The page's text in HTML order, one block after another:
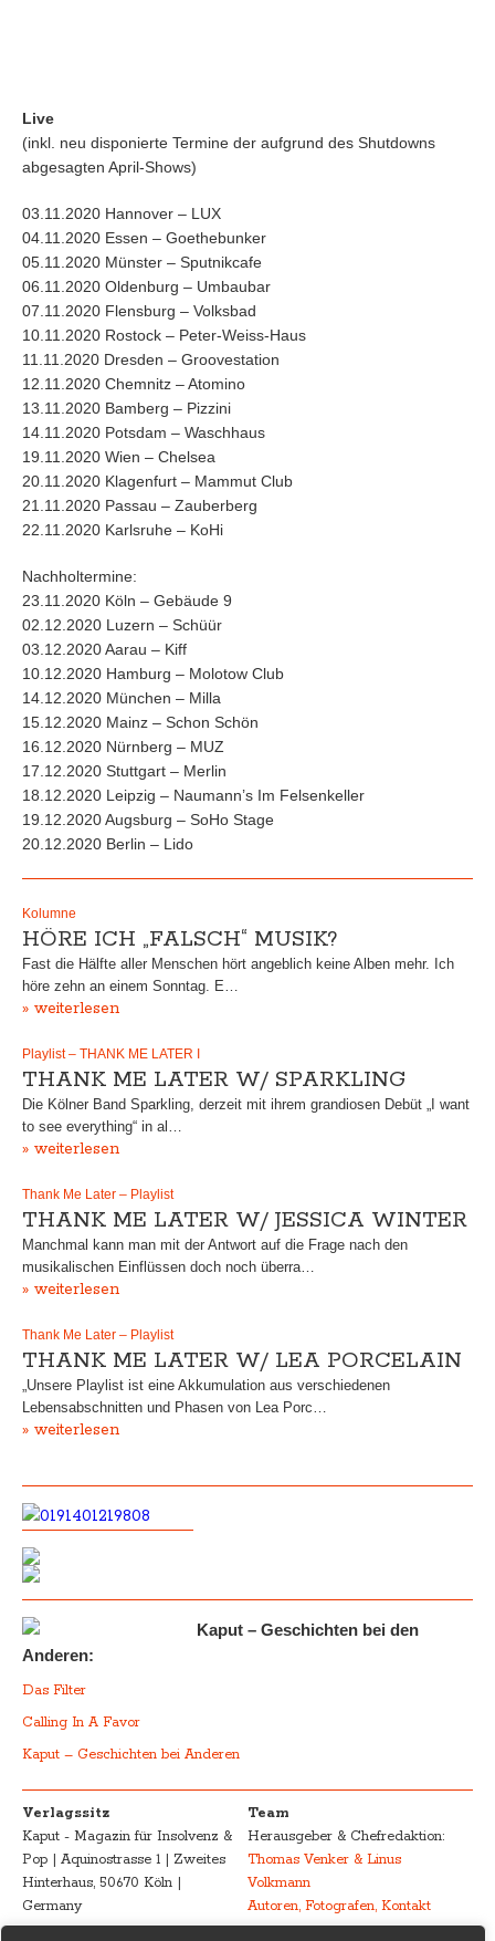
Live
(inkl. neu disponierte Termine der aufgrund des Shutdowns
abgesagten April-Shows)
03.11.2020 Hannover – LUX
04.11.2020 Essen – Goethebunker
05.11.2020 Münster – Sputnikcafe
06.11.2020 Oldenburg – Umbaubar
07.11.2020 Flensburg – Volksbad
10.11.2020 Rostock – Peter-Weiss-Haus
11.11.2020 Dresden – Groovestation
12.11.2020 Chemnitz – Atomino
13.11.2020 Bamberg – Pizzini
14.11.2020 Potsdam – Waschhaus
19.11.2020 Wien – Chelsea
20.11.2020 Klagenfurt – Mammut Club
21.11.2020 Passau – Zauberberg
22.11.2020 Karlsruhe – KoHi
Nachholtermine:
23.11.2020 Köln – Gebäude 9
02.12.2020 Luzern – Schüür
03.12.2020 Aarau – Kiff
10.12.2020 Hamburg – Molotow Club
14.12.2020 München – Milla
15.12.2020 Mainz – Schon Schön
16.12.2020 Nürnberg – MUZ
17.12.2020 Stuttgart – Merlin
18.12.2020 Leipzig – Naumann’s Im Felsenkeller
19.12.2020 Augsburg – SoHo Stage
20.12.2020 Berlin – Lido
Kolumne
HÖRE ICH „FALSCH“ MUSIK?
Fast die Hälfte aller Menschen hört angeblich keine Alben mehr. Ich
höre zehn an einem Sonntag. E…
» weiterlesen
Playlist – THANK ME LATER I
THANK ME LATER W/ SPARKLING
Die Kölner Band Sparkling, derzeit mit ihrem grandiosen Debüt „I want
to see everything“ in al…
» weiterlesen
Thank Me Later – Playlist
THANK ME LATER W/ JESSICA WINTER
Manchmal kann man mit der Antwort auf die Frage nach den
musikalischen Einflüssen doch noch überra…
» weiterlesen
Thank Me Later – Playlist
THANK ME LATER W/ LEA PORCELAIN
„Unsere Playlist ist eine Akkumulation aus verschiedenen
Lebensabschnitten und Phasen von Lea Porc…
» weiterlesen
Kaput – Geschichten bei den
Anderen:
Das Filter
Calling In A Favor
Kaput – Geschichten bei Anderen
Verlagssitz
Kaput - Magazin für Insolvenz &
Pop | Aquinostrasse 1 | Zweites
Hinterhaus, 50670 Köln |
Germany
Team
Herausgeber & Chefredaktion:
Thomas Venker & Linus
Volkmann
Autoren, Fotografen, Kontakt